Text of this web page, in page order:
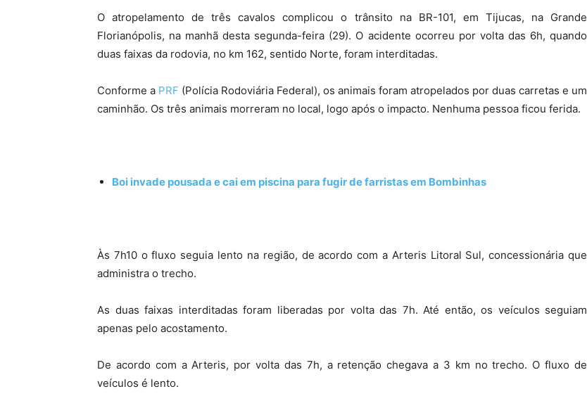
O atropelamento de três cavalos complicou o trânsito na BR-101, em Tijucas, na Grande
Florianópolis, na manhã desta segunda-feira (29). O acidente ocorreu por volta das 6h, quando
duas faixas da rodovia, no km 162, sentido Norte, foram interditadas.
Conforme a PRF (Polícia Rodoviária Federal), os animais foram atropelados por duas carretas e um
caminhão. Os três animais morreram no local, logo após o impacto. Nenhuma pessoa ficou ferida.
Boi invade pousada e cai em piscina para fugir de farristas em Bombinhas
Às 7h10 o fluxo seguia lento na região, de acordo com a Arteris Litoral Sul, concessionária que
administra o trecho.
As duas faixas interditadas foram liberadas por volta das 7h. Até então, os veículos seguiam
apenas pelo acostamento.
De acordo com a Arteris, por volta das 7h, a retenção chegava a 3 km no trecho. O fluxo de
veículos é lento.